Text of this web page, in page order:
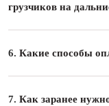
грузчиков на
6. Какие способы
7. Как заранее